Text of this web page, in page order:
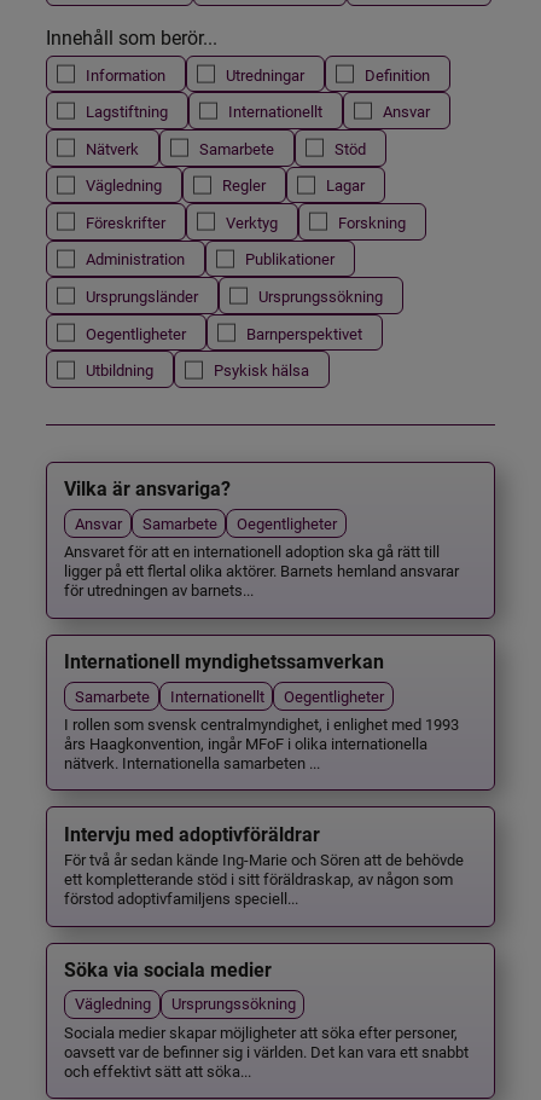
Innehåll som berör...
Information Utredningar
Definition
Lagstiftning
Internationellt
Ansvar
Nätverk
Samarbete
Stöd
Vägledning
Regler
Lagar
Föreskrifter
Verktyg
Forskning
Administration
Publikationer
Ursprungsländer
Ursprungssökning
Oegentligheter
Barnperspektivet
Utbildning
Psykisk hälsa
Vilka är ansvariga?
Ansvar Samarbete
Oegentligheter
Ansvaret för att en internationell adoption ska gå rätt till
ligger på ett flertal olika aktörer. Barnets hemland ansvarar
för utredningen av barnets...
Internationell myndighetssamverkan
Samarbete Internationellt
Oegentligheter
I rollen som svensk centralmyndighet, i enlighet med 1993
års Haagkonvention, ingår MFoF i olika internationella
nätverk. Internationella samarbeten ...
Intervju med adoptivföräldrar
För två år sedan kände Ing-Marie och Sören att de behövde
ett kompletterande stöd i sitt föräldraskap, av någon som
förstod adoptivfamiljens speciell...
Söka via sociala medier
Vägledning
Ursprungssökning
Sociala medier skapar möjligheter att söka efter personer,
oavsett var de befinner sig i världen. Det kan vara ett snabbt
och effektivt sätt att söka...